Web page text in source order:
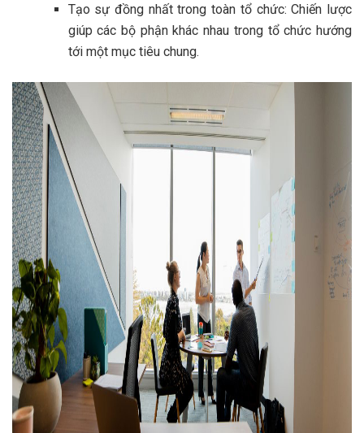
Tạo sự đồng nhất trong toàn tổ chức: Chiến lược
giúp các bộ phận khác nhau trong tổ chức hướng
tới một mục tiêu chung.